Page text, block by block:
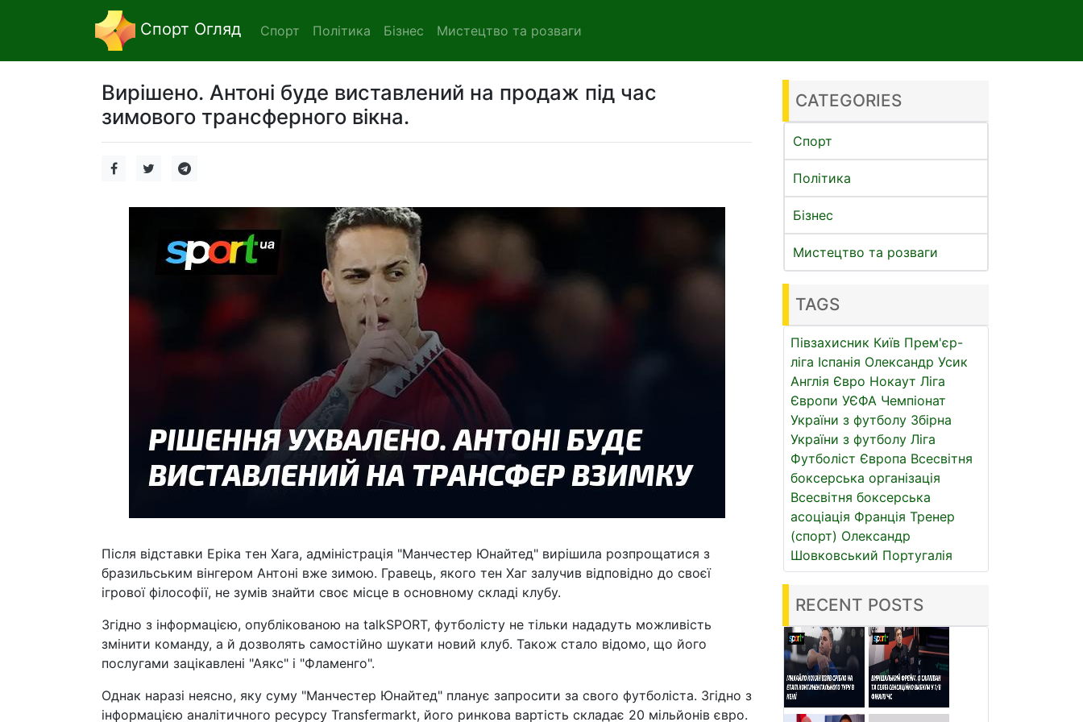
Спорт Огляд Спорт Політика Бізнес Мистецтво та розваги
Вирішено. Антоні буде виставлений на продаж під час
зимового трансферного вікна.
Після відставки Еріка тен Хага, адміністрація "Манчестер Юнайтед" вирішила розпрощатися з
бразильським вінгером Антоні вже зимою. Гравець, якого тен Хаг залучив відповідно до своєї
ігрової філософії, не зумів знайти своє місце в основному складі клубу.
Згідно з інформацією, опублікованою на talkSPORT, футболісту не тільки нададуть можливість
змінити команду, а й дозволять самостійно шукати новий клуб. Також стало відомо, що його
послугами зацікавлені "Аякс" і "Фламенго".
Однак наразі неясно, яку суму "Манчестер Юнайтед" планує запросити за свого футболіста. Згідно з
інформацією аналітичного ресурсу Transfermarkt, його ринкова вартість складає 20 мільйонів євро.
CATEGORIES
Спорт
Політика
Бізнес
Мистецтво та розваги
TAGS
Півзахисник Київ Прем'єр-
ліга Іспанія Олександр Усик
Англія Євро Нокаут Ліга
Європи УЄФА Чемпіонат
України з футболу Збірна
України з футболу Ліга
Футболіст Європа Всесвітня
боксерська організація
Всесвітня боксерська
асоціація Франція Тренер
(спорт) Олександр
Шовковський Португалія
RECENT POSTS